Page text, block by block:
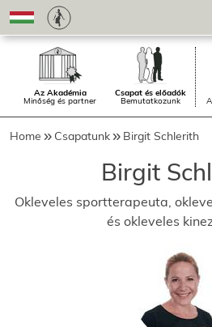
Az Akadémia
Minőség és partner
Csapat és előadók
Bemutatkozunk
Home Csapatunk Birgit Schlerith
Birgit
Okleveles sportterapeuta,
és okleveles